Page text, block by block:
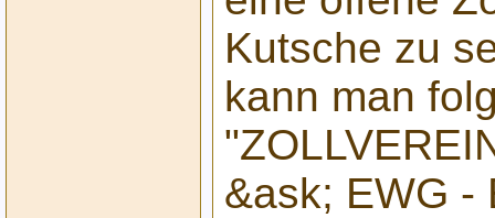
Kutsche zu
kann man
&ask; EWG -